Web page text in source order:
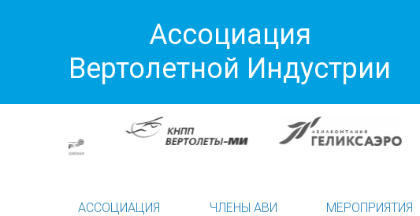
Ассоциация
Вертолетной Индустрии
АССОЦИАЦИЯ ЧЛЕНЫ АВИ МЕРОПРИЯТИЯ